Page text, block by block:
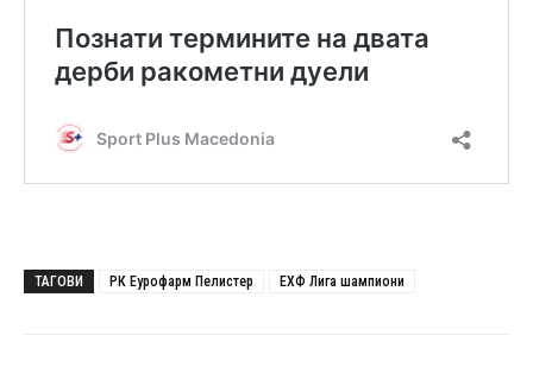
ТАГОВИ РК Еурофарм Пелистер ЕХФ Лига шампиони